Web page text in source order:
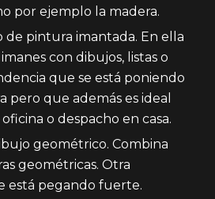
por ejemplo la madera.
de pintura imantada. En ella
con dibujos, listas o
que se está poniendo
pero que además es ideal
o despacho en casa.
geométrico. Combina
geométricas. Otra
está pegando fuerte.